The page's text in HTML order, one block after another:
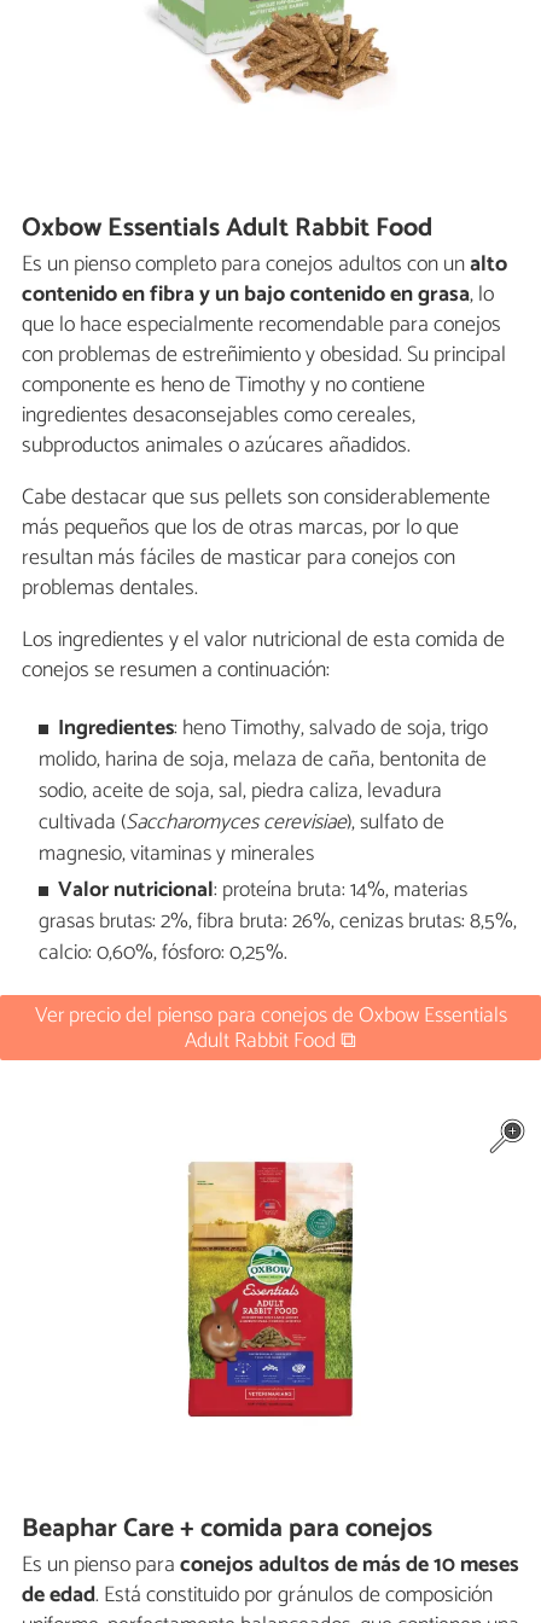
Oxbow Essentials Adult Rabbit Food
Es un pienso completo para conejos adultos con unalto
contenido en fibra y un bajo contenido en grasa, lo
que lo hace especialmente recomendable para conejos
con problemas de estreñimiento y obesidad. Su principal
componente es heno de Timothy y no contiene
ingredientes desaconsejables como cereales,
subproductos animales o azúcares añadidos.
Cabe destacar que sus pellets son considerablemente
más pequeños que los de otras marcas, por lo que
resultan más fáciles de masticar para conejos con
problemas dentales.
Los ingredientes y el valor nutricional de esta comida de
conejos se resumen a continuación:
Ingredientes: heno Timothy, salvado de soja, trigo
molido, harina de soja, melaza de caña, bentonita de
sodio, aceite de soja, sal, piedra caliza, levadura
cultivada (Saccharomyces cerevisiae), sulfato de
magnesio, vitaminas y minerales
Valor nutricional: proteína bruta: 14%, materias
grasas brutas: 2%, fibra bruta: 26%, cenizas brutas: 8,5%,
calcio: 0,60%, fósforo: 0,25%.
Ver precio del pienso para conejos de Oxbow Essentials
Adult Rabbit Food ⧉
Beaphar Care + comida para conejos
Es un pienso paraconejos adultos de más de 10 meses
de edad. Está constituido por gránulos de composición